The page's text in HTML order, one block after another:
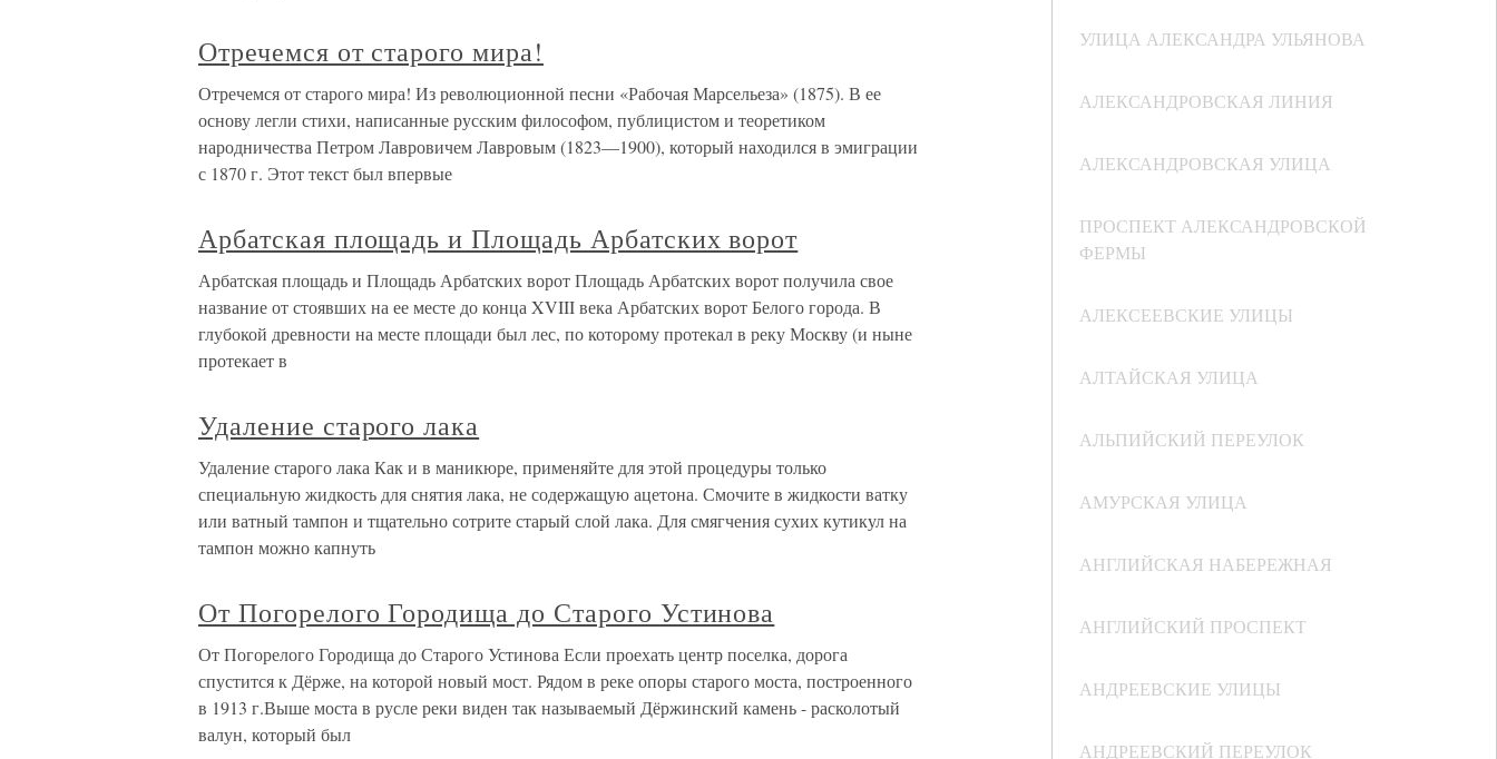
УЛИЦА АЛЕКСАНДРА УЛЬЯНОВА
АЛЕКСАНДРОВСКАЯ ЛИНИЯ
АЛЕКСАНДРОВСКАЯ УЛИЦА
ПРОСПЕКТ АЛЕКСАНДРОВСКОЙ
ФЕРМЫ
АЛЕКСЕЕВСКИЕ УЛИЦЫ
АЛТАЙСКАЯ УЛИЦА
АЛЬПИЙСКИЙ ПЕРЕУЛОК
АМУРСКАЯ УЛИЦА
АНГЛИЙСКАЯ НАБЕРЕЖНАЯ
АНГЛИЙСКИЙ ПРОСПЕКТ
АНДРЕЕВСКИЕ УЛИЦЫ
АНДРЕЕВСКИЙ ПЕРЕУЛОК
Отречемся от старого мира!
Отречемся от старого мира! Из революционной песни «Рабочая Марсельеза» (1875). В ее
основу легли стихи, написанные русским философом, публицистом и теоретиком
народничества Петром Лавровичем Лавровым (1823—1900), который находился в эмиграции
с 1870 г. Этот текст был впервые
Арбатская площадь и Площадь Арбатских ворот
Арбатская площадь и Площадь Арбатских ворот Площадь Арбатских ворот получила свое
название от стоявших на ее месте до конца XVIII века Арбатских ворот Белого города. В
глубокой древности на месте площади был лес, по которому протекал в реку Москву (и ныне
протекает в
Удаление старого лака
Удаление старого лака Как и в маникюре, применяйте для этой процедуры только
специальную жидкость для снятия лака, не содержащую ацетона. Смочите в жидкости ватку
или ватный тампон и тщательно сотрите старый слой лака. Для смягчения сухих кутикул на
тампон можно капнуть
От Погорелого Городища до Старого Устинова
От Погорелого Городища до Старого Устинова Если проехать центр поселка, дорога
спустится к Дёрже, на которой новый мост. Рядом в реке опоры старого моста, построенного
в 1913 г.Выше моста в русле реки виден так называемый Дёржинский камень - расколотый
валун, который был